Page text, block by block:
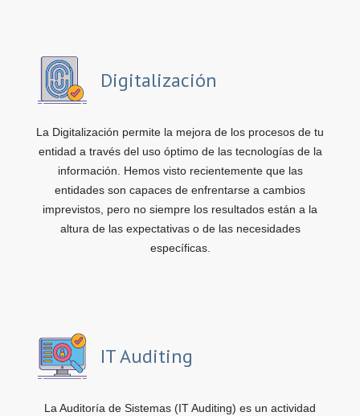
Digitalización
La Digitalización permite la mejora de los procesos de tu
entidad a través del uso óptimo de las tecnologías de la
información. Hemos visto recientemente que las
entidades son capaces de enfrentarse a cambios
imprevistos, pero no siempre los resultados están a la
altura de las expectativas o de las necesidades
específicas.
IT Auditing
La Auditoría de Sistemas (IT Auditing) es un actividad